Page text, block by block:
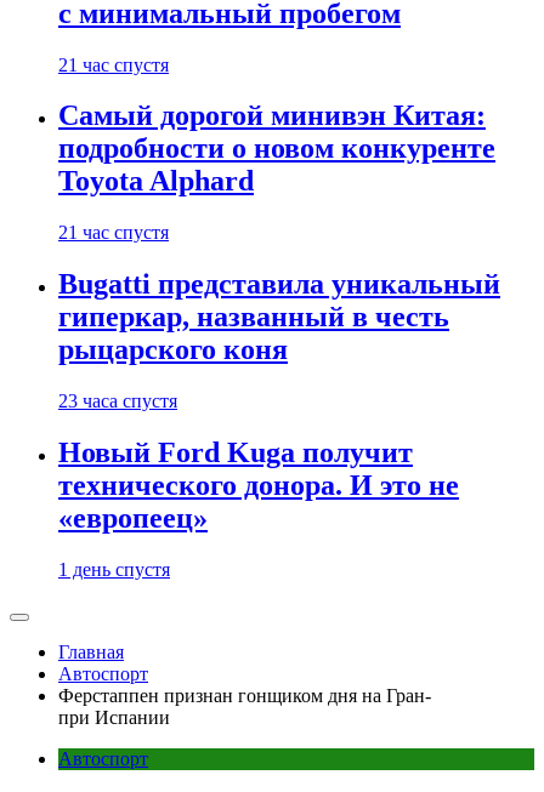
с минимальный пробегом
21 час спустя
Самый дорогой минивэн Китая:
подробности о новом конкуренте
Toyota Alphard
21 час спустя
Bugatti представила уникальный
гиперкар, названный в честь
рыцарского коня
23 часа спустя
Новый Ford Kuga получит
технического донора. И это не
«европеец»
1 день спустя
Главная
Автоспорт
Ферстаппен признан гонщиком дня на Гран-
при Испании
Автоспорт